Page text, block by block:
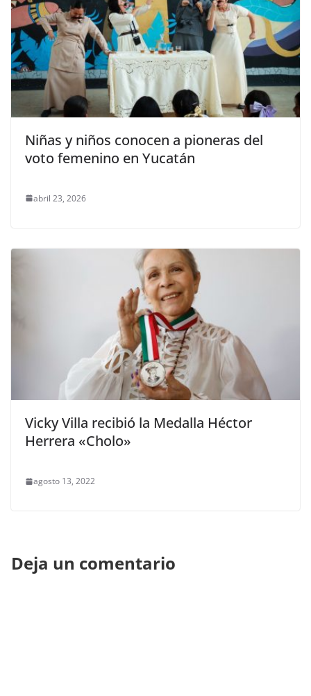
Niñas y niños conocen a pioneras del
voto femenino en Yucatán
abril 23, 2026
Vicky Villa recibió la Medalla Héctor
Herrera «Cholo»
agosto 13, 2022
Deja un comentario